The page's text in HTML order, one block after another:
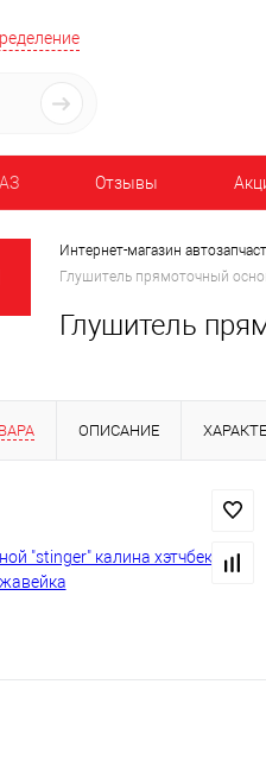
Отзывы
Интернет-магазин
Глушитель прямоточный
Глушитель
ОПИСАНИЕ